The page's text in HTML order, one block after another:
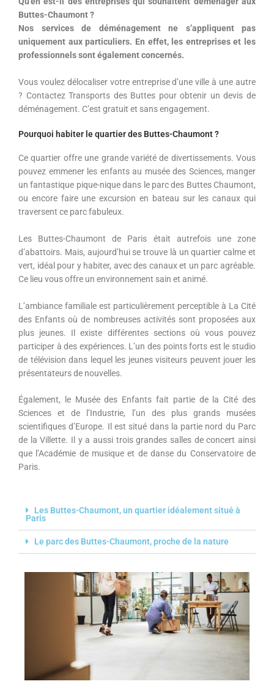
Buttes-Chaumont ?
Nos services de déménagement ne s’appliquent pas
uniquement aux particuliers. En effet, les entreprises et les
professionnels sont également concernés.
Vous voulez délocaliser votre entreprise d’une ville à une autre
? Contactez Transports des Buttes pour obtenir un devis de
déménagement. C’est gratuit et sans engagement.
Pourquoi habiter le quartier des Buttes-Chaumont ?
Ce quartier offre une grande variété de divertissements. Vous
pouvez emmener les enfants au musée des Sciences, manger
un fantastique pique-nique dans le parc des Buttes Chaumont,
ou encore faire une excursion en bateau sur les canaux qui
traversent ce parc fabuleux.
Les Buttes-Chaumont de Paris était autrefois une zone
d’abattoirs. Mais, aujourd’hui se trouve là un quartier calme et
vert, idéal pour y habiter, avec des canaux et un parc agréable.
Ce lieu vous offre un environnement sain et animé.
L’ambiance familiale est particulièrement perceptible à La Cité
des Enfants où de nombreuses activités sont proposées aux
plus jeunes. Il existe différentes sections où vous pouvez
participer à des expériences. L’un des points forts est le studio
de télévision dans lequel les jeunes visiteurs peuvent jouer les
présentateurs de nouvelles.
Également, le Musée des Enfants fait partie de la Cité des
Sciences et de l’Industrie, l’un des plus grands musées
scientifiques d’Europe. Il est situé dans la partie nord du Parc
de la Villette. Il y a aussi trois grandes salles de concert ainsi
que l’Académie de musique et de danse du Conservatoire de
Paris.
Les Buttes-Chaumont, un quartier idéalement situé à
Paris
Le parc des Buttes-Chaumont, proche de la nature